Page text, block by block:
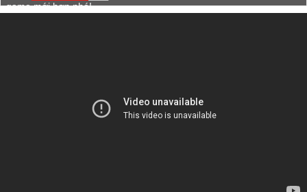
game mới hơn nhé!